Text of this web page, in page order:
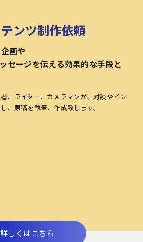
ンツ制作依頼
画や
セージを伝える効果的な手段と
、ライター、カメラマンが、対談やイン
、原稿を執筆、作成致します。
詳しくはこちら